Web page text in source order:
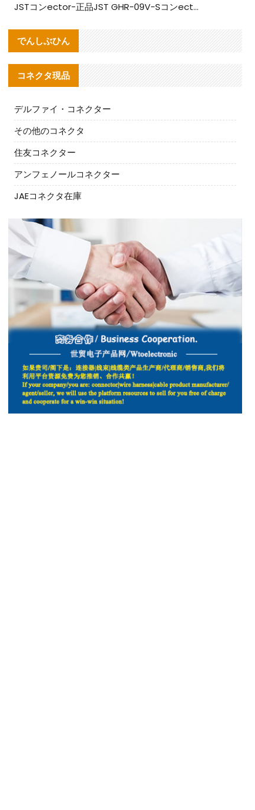
JSTコンector-正品JST GHR-09V-Sコンector|代替品提供
でんしぶひん
コネクタ現品
デルファイ・コネクター
その他のコネクタ
住友コネクター
アンフェノールコネクター
JAEコネクタ在庫